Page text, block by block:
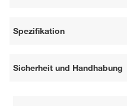
Spezifikation
Sicherheit und Handhabung